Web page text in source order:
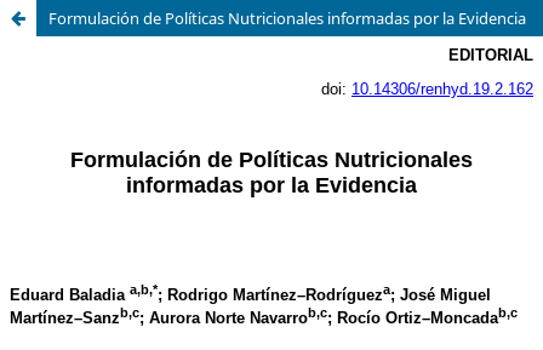
Formulación de Políticas Nutricionales informadas por la Evidencia